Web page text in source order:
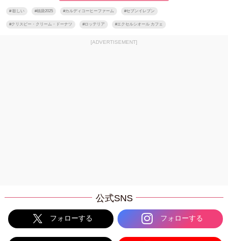
#欲しい #福袋2025 #カルディコーヒーファーム #セブンイレブン
#クリスピー・クリーム・ドーナツ #ロッテリア #エクセルシオール カフェ
[ADVERTISEMENT]
公式SNS
フォローする フォローする